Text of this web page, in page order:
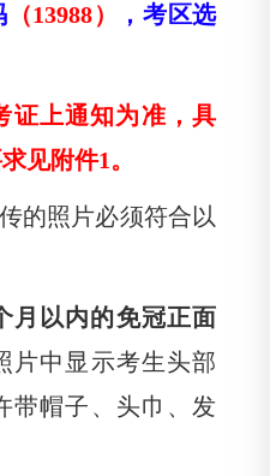
（13988）
，考区选
证上通知为准，具
见附件1。
的照片必须符合以
月以内的免冠正面
片中显示考生头部
带帽子、头巾、发